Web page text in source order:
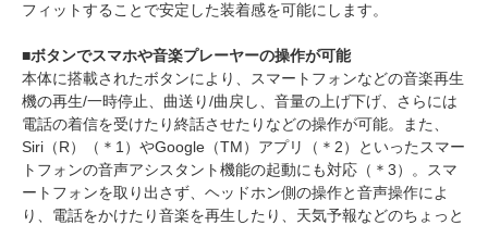
フィットすることで安定した装着感を可能にします。
■ボタンでスマホや音楽プレーヤーの操作が可能
本体に搭載されたボタンにより、スマートフォンなどの音楽再生
機の再生/一時停止、曲送り/曲戻し、音量の上げ下げ、さらには
電話の着信を受けたり終話させたりなどの操作が可能。また、
Siri（R）（＊1）やGoogle（TM）アプリ（＊2）といったスマー
トフォンの音声アシスタント機能の起動にも対応（＊3）。スマ
ートフォンを取り出さず、ヘッドホン側の操作と音声操作によ
り、電話をかけたり音楽を再生したり、天気予報などのちょっと